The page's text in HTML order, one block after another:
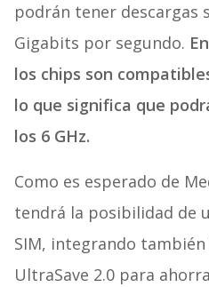
podrán tener descargas
Gigabits por segundo.
los chips son
lo que significa que
los 6 GHz.
Como es esperado de
tendrá la posibilidad de
SIM, integrando
UltraSave 2.0 para